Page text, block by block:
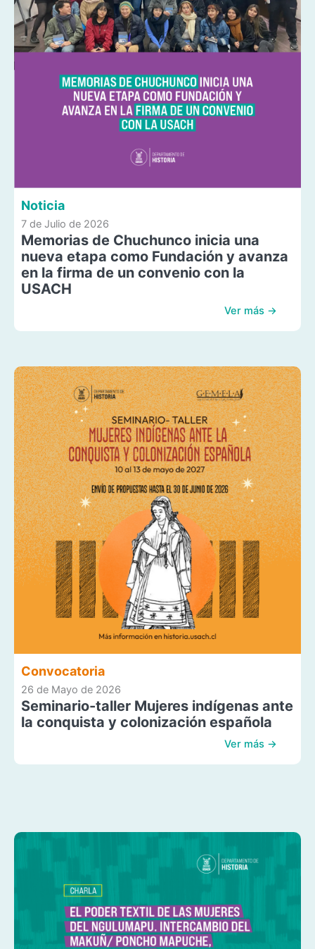
Noticia
7 de Julio de 2026
Memorias de Chuchunco inicia una
nueva etapa como Fundación y avanza
en la firma de un convenio con la
USACH
Ver más →
Convocatoria
26 de Mayo de 2026
Seminario-taller Mujeres indígenas ante
la conquista y colonización española
Ver más →